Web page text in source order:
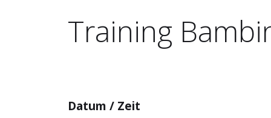
Training
Datum / Zeit